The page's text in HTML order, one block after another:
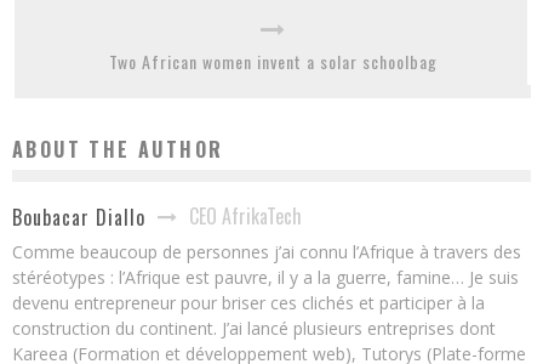
Two African women invent a solar schoolbag
ABOUT THE AUTHOR
Boubacar Diallo CEO AfrikaTech
Comme beaucoup de personnes j’ai connu l’Afrique à travers des
stéréotypes : l’Afrique est pauvre, il y a la guerre, famine… Je suis
devenu entrepreneur pour briser ces clichés et participer à la
construction du continent. J’ai lancé plusieurs entreprises dont
Kareea (Formation et développement web), Tutorys (Plate-forme